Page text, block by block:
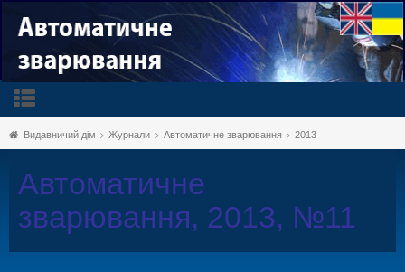
Видавничий дім Журнали Автоматичне зварювання 2013
Автоматичне
зварювання, 2013, №11